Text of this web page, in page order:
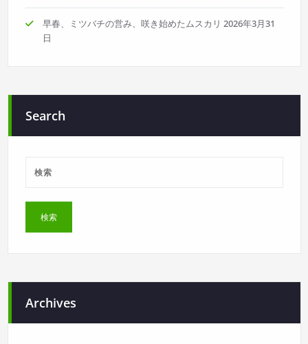
早春、ミツバチの営み、咲き始めたムスカリ 2026年3月31
日
Search
Archives